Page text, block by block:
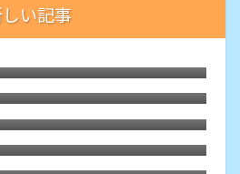
い記事
でブルーレイが再
26.04をインスト
離器でレガシー規格ホ
を発揮、その旋律に戦
LXQtでASUS-X540YA
みた。懐かしくて軽快
にTPUスクリーンプロ